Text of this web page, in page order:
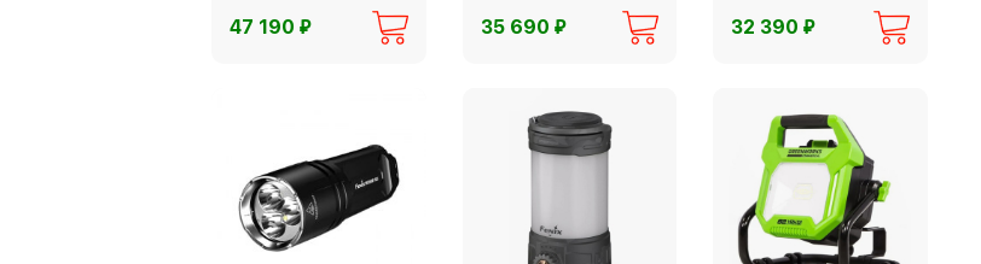
47 190 ⃏ 35 690 ⃏ 32 390⃏